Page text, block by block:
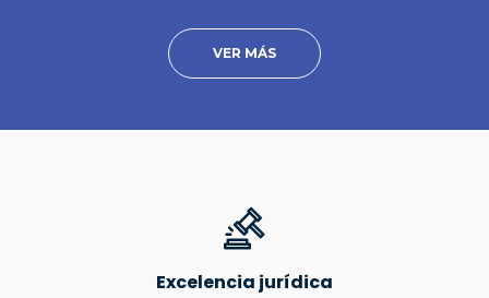
VER MÁS
Excelencia jurídica